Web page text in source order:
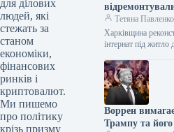
для ділових
людей, які
стежать за
станом
економіки,
фінансових
ринків і
криптовалют.
Ми пишемо
про політику
крізь призму
переселенців
елітного
Тетяна Павленко
Харківщина
інтернат під житло
капітального
ОВА уклав
Воррен
Трампу та його